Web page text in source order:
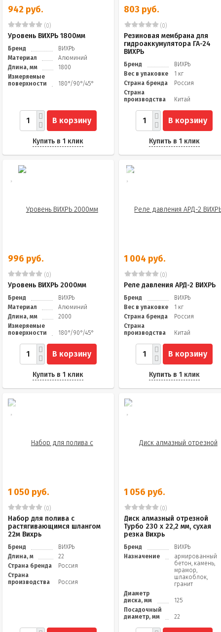
942 руб.
(0)
Уровень ВИХРЬ 1800мм
Бренд
ВИХРЬ
Материал
Алюминий
Длина, мм
1800
Измеряемые
поверхности
180°/90°/45°
В корзину
Купить в 1 клик
803 руб.
(0)
Резиновая мембрана для
гидроаккумулятора ГА-24
ВИХРЬ
Бренд
ВИХРЬ
Вес в упаковке
1 кг
Страна бренда
Россия
Страна
производства
Китай
В корзину
Купить в 1 клик
996 руб.
(0)
Уровень ВИХРЬ 2000мм
Бренд
ВИХРЬ
Материал
Алюминий
Длина, мм
2000
Измеряемые
поверхности
180°/90°/45°
В корзину
Купить в 1 клик
1 004 руб.
(0)
Реле давления АРД-2 ВИХРЬ
Бренд
ВИХРЬ
Вес в упаковке
1 кг
Страна бренда
Россия
Страна
производства
Китай
В корзину
Купить в 1 клик
1 050 руб.
(0)
Набор для полива с
растягивающимся шлангом
22м Вихрь
Бренд
ВИХРЬ
Длина, м
22
Страна бренда
Россия
Страна
производства
Россия
1 056 руб.
(0)
Диск алмазный отрезной
Турбо 230 х 22,2 мм, сухая
резка Вихрь
Бренд
ВИХРЬ
Назначение
армированный
бетон, камень,
мрамор,
шлакоблок,
гранит
Диаметр
диска, мм
125
Посадочный
диаметр, мм
22